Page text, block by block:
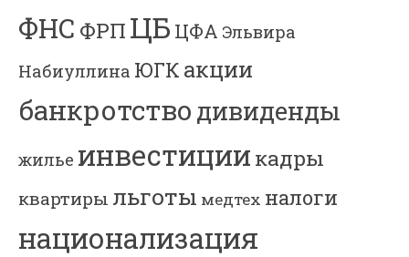
ФНС ФРП ЦБ ЦФА Эльвира
Набиуллина ЮГК акции
банкротство дивиденды
жилье инвестиции кадры
квартиры льготы медтех налоги
национализация